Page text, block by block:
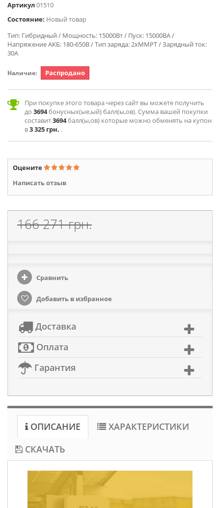
Артикул01510
Состояние: Новый товар
Тип: Гибридный / Мощность: 15000Вт / Пуск: 15000ВА /
Напряжение АКБ: 180-650В / Тип заряда: 2xMMPT / Зарядный ток:
30А
Наличие: Распродано
При покупке этого товара через сайт вы можете получить
до 3694бонусных(ые,ый) балл(ы,ов). Сумма вашей покупки
составит3694балл(ы,ов) которые можно обменять на купон
в3 325 грн. .
Оцените
Написать отзыв
166 271 грн.
Сравнить
Добавить в избранное
Доставка
Оплата
Гарантия
ОПИСАНИЕ
ХАРАКТЕРИСТИКИ
СКАЧАТЬ